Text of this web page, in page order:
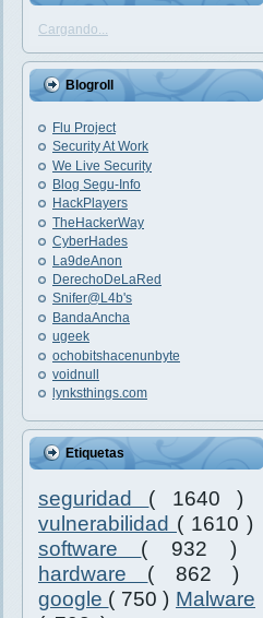
Cargando...
Blogroll
Flu Project
Security At Work
We Live Security
Blog Segu-Info
HackPlayers
TheHackerWay
CyberHades
La9deAnon
DerechoDeLaRed
Snifer@L4b's
BandaAncha
ugeek
ochobitshacenunbyte
voidnull
lynksthings.com
Etiquetas
seguridad ( 1640 )
vulnerabilidad ( 1610 )
software ( 932 )
hardware ( 862 )
google ( 750 ) Malware